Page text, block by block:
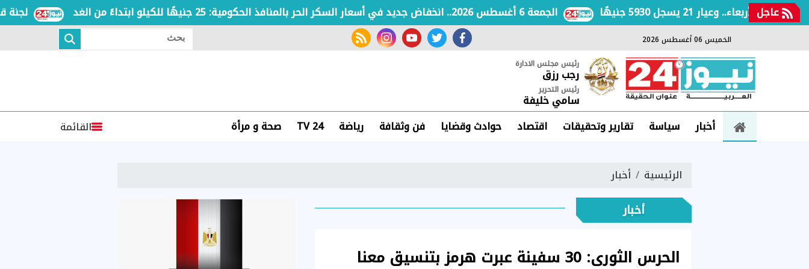
عاجل لجنة الجمعة 6 أغسطس 2026.. انخفاض جديد في أسعار السكر الحر بالمنافذ الحكومية: 25 جنيهًا للكيلو ابتداءً من الغد وعيار 21 يسجل 5930 جنيهًا
الخميس 06 أغسطس 2026 facebook
twitter
youtube
instagram
rss feed
بحث
رئيس مجلس الادارة
رجب رزق
رئيس التحرير
سامي خليفة
أخبار
سياسة تقارير وتحقيقات اقتصاد حوادث وقضايا فن وثقافة رياضة TV 24 صحة و مرأة القائمة
الرئيسية أخبار
أخبار
الحرس الثورى: 30 سفينة عبرت هرمز بتنسيق معنا